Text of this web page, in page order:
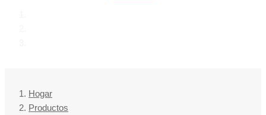
Hogar
Productos